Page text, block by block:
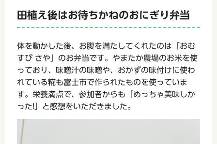
田植え後はお待ちかねのおにぎり弁当
体を動かした後、お腹を満たしてくれたのは「おむ
すび さや」のお弁当です。やまたか農場のお米を使
っており、味噌汁の味噌や、おかずの味付けに使わ
れている糀も富士市で作られたものを使っていま
す。栄養満点で、参加者からも「めっちゃ美味しか
った!」と感想をいただきました。